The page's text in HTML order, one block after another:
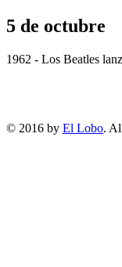
5 de octubre
1962 - Los Beatles
© 2016 by El Lobo.